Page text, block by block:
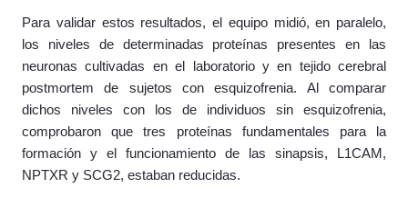
Para validar estos resultados, el equipo midió, en paralelo,
los niveles de determinadas proteínas presentes en las
neuronas cultivadas en el laboratorio y en tejido cerebral
postmortem de sujetos con esquizofrenia. Al comparar
dichos niveles con los de individuos sin esquizofrenia,
comprobaron que tres proteínas fundamentales para la
formación y el funcionamiento de las sinapsis, L1CAM,
NPTXR y SCG2, estaban reducidas.